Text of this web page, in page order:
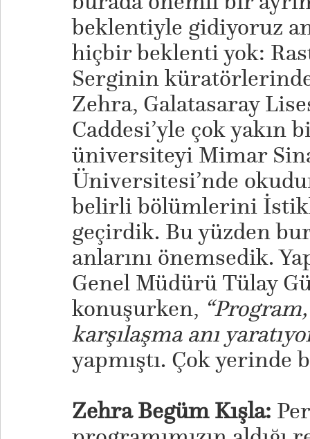
beklentiyle gidiyoruz
hiçbir beklenti yok:
Serginin
Zehra, Galatasaray
Caddesi’yle çok yakın
üniversiteyi Mimar
Üniversitesi’nde
belirli bölümlerini
geçirdik. Bu yüzden
anlarını önemsedik.
Genel Müdürü Tülay
konuşurken,
karşılaşma anı
yapmıştı. Çok yerinde
Zehra Begüm Kışla: